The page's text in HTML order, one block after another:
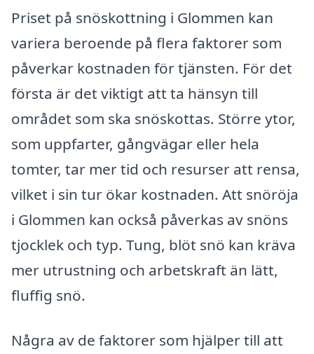
Priset på snöskottning i Glommen kan
variera beroende på flera faktorer som
påverkar kostnaden för tjänsten. För det
första är det viktigt att ta hänsyn till
området som ska snöskottas. Större ytor,
som uppfarter, gångvägar eller hela
tomter, tar mer tid och resurser att rensa,
vilket i sin tur ökar kostnaden. Att snöröja
i Glommen kan också påverkas av snöns
tjocklek och typ. Tung, blöt snö kan kräva
mer utrustning och arbetskraft än lätt,
fluffig snö.
Några av de faktorer som hjälper till att